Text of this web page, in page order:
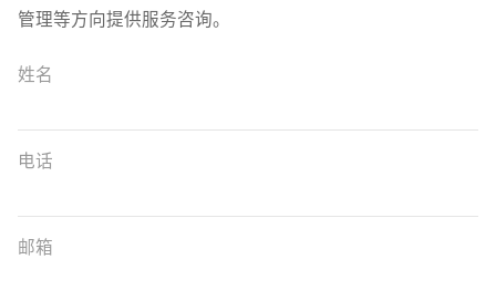
管理等方向提供服务咨询。
姓名
电话
邮箱